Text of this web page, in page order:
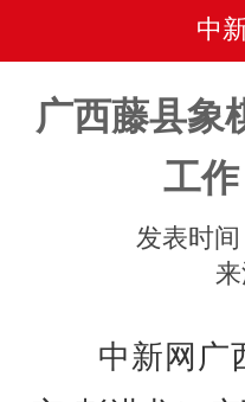
中
广西藤县象
工
发表时
中新网广西